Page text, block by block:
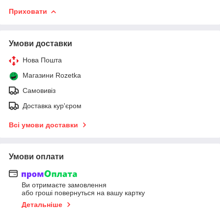
Приховати
Умови доставки
Нова Пошта
Магазини Rozetka
Самовивіз
Доставка кур'єром
Всі умови доставки
Умови оплати
Ви отримаєте замовлення
або гроші повернуться на вашу картку
Детальніше